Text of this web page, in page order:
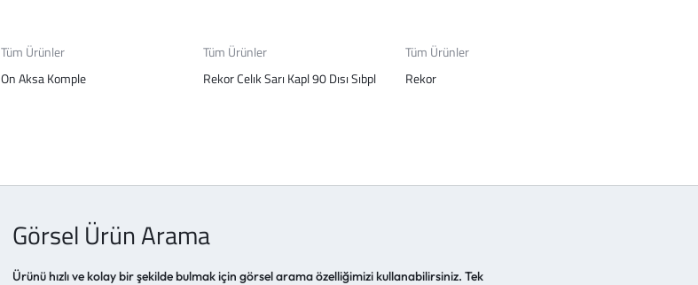
Tüm Ürünler
On Aksa Komple
Tüm Ürünler
Rekor Celık Sarı Kapl 90 Dısı Sıbpl
Tüm Ürünler
Rekor
Görsel Ürün Arama
Ürünü hızlı ve kolay bir şekilde bulmak için görsel arama özelliğimizi kullanabilirsiniz. Tek